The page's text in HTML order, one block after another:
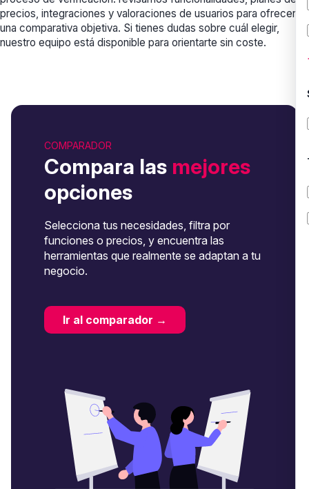
precios, integraciones y valoraciones de usuarios para ofrecerte
una comparativa objetiva. Si tienes dudas sobre cuál elegir,
nuestro equipo está disponible para orientarte sin coste.
COMPARADOR
Compara las mejores
opciones
Selecciona tus necesidades, filtra por
funciones o precios, y encuentra las
herramientas que realmente se adaptan a tu
negocio.
Ir al comparador →